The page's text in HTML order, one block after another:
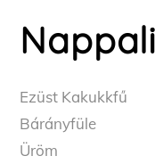
Ezüst Kakukkfű
Bárányfüle
Üröm